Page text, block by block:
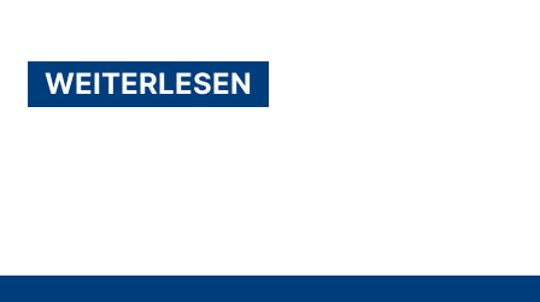
WEITERLESEN